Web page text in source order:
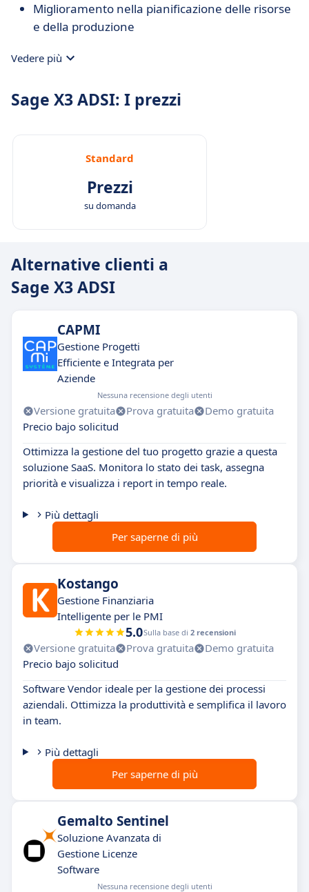
Miglioramento nella pianificazione delle risorse
e della produzione
Vedere più
Sage X3 ADSI: I prezzi
Standard
Prezzi
su domanda
Alternative clienti a
Sage X3 ADSI
CAPMI
Gestione Progetti
Efficiente e Integrata per
Aziende
Nessuna recensione degli utenti
Versione gratuita Prova gratuita
Demo gratuita
Precio bajo solicitud
Ottimizza la gestione del tuo progetto grazie a questa
soluzione SaaS. Monitora lo stato dei task, assegna
priorità e visualizza i report in tempo reale.
Più dettagli
Per saperne di più
Kostango
Gestione Finanziaria
Intelligente per le PMI
5.0Sulla base di 2 recensioni
Versione gratuita Prova gratuita
Demo gratuita
Precio bajo solicitud
Software Vendor ideale per la gestione dei processi
aziendali. Ottimizza la produttività e semplifica il lavoro
in team.
Più dettagli
Per saperne di più
Gemalto Sentinel
Soluzione Avanzata di
Gestione Licenze
Software
Nessuna recensione degli utenti